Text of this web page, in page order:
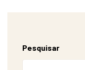
Pesquisar